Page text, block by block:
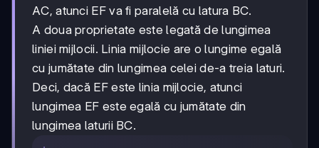
AC, atunci EF va fi paralelă cu latura BC.
A doua proprietate este legată de lungimea
liniei mijlocii. Linia mijlocie are o lungime egală
cu jumătate din lungimea celei de-a treia laturi.
Deci, dacă EF este linia mijlocie, atunci
lungimea EF este egală cu jumătate din
lungimea laturii BC.